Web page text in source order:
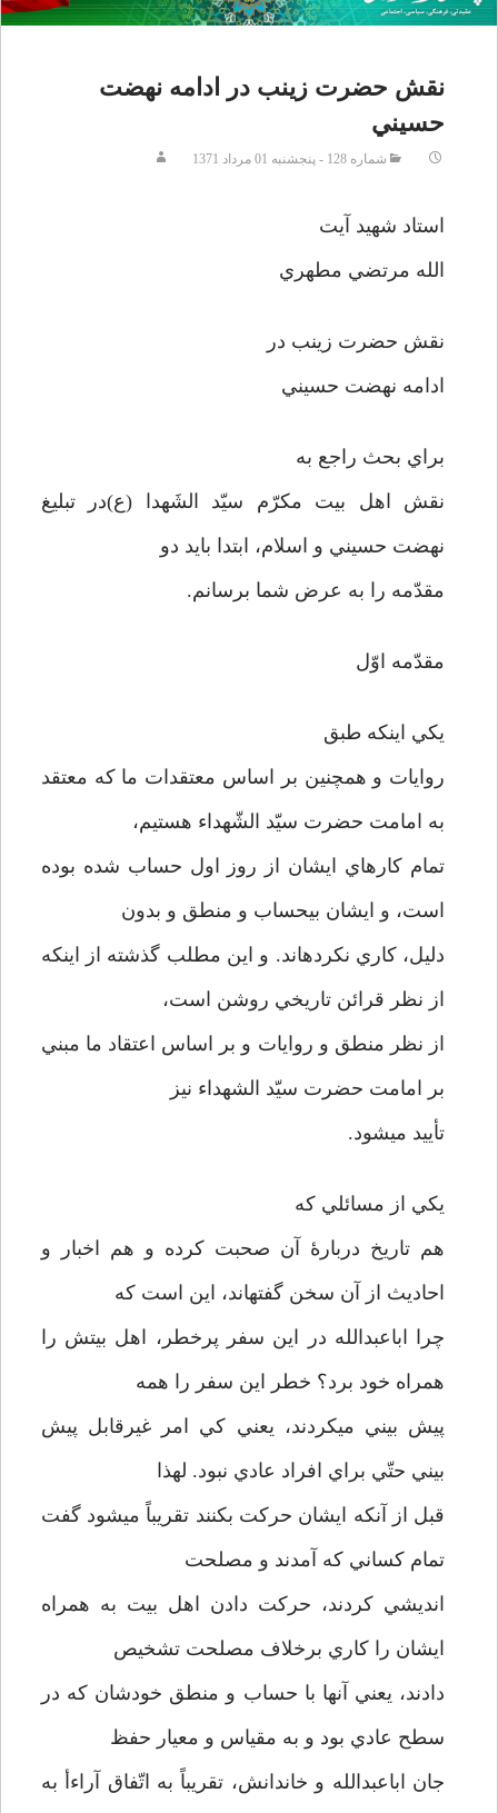
نقش حضرت زينب در ادامه نهضت
حسيني
شماره 128 - پنجشنبه 01 مرداد 1371
استاد شهيد آيت
الله مرتضي مطهري
نقش حضرت زينب در
ادامه نهضت حسيني
براي بحث راجع به
نقش اهل بيت مكرّم سيّد الشَهدا (ع)در تبليغ
نهضت حسيني و اسلام، ابتدا بايد دو
مقدّمه را به عرض شما برسانم.
مقدّمه اوّل
يكي اينكه طبق
روايات و همچنين بر اساس معتقدات ما كه معتقد
به امامت حضرت سيّد الشّهداء هستيم،
تمام كارهاي ايشان از روز اول حساب شده بوده
است، و ايشان بي­حساب و منطق و بدون
دليل، كاري نكرده­اند. و اين مطلب گذشته از اينكه
از نظر قرائن تاريخي روشن است،
از نظر منطق و روايات و بر اساس اعتقاد ما مبني
بر امامت حضرت سيّد الشهداء نيز
تأييد مي­شود.
يكي از مسائلي كه
هم تاريخ دربارۀ آن صحبت كرده و هم اخبار و
احاديث از آن سخن گفته­اند، اين است كه
چرا اباعبدالله در اين سفر پرخطر، اهل بيتش را
همراه خود برد؟ خطر اين سفر را همه
پيش بيني مي­كردند، يعني كي امر غيرقابل پيش
بيني حتّي براي افراد عادي نبود. لهذا
قبل از آنكه ايشان حركت بكنند تقريباً مي­شود گفت
تمام كساني كه آمدند و مصلحت
انديشي كردند، حركت دادن اهل بيت به همراه
ايشان را كاري برخلاف مصلحت تشخيص
دادند، يعني آنها با حساب و منطق خودشان كه در
سطح عادي بود و به مقياس و معيار حفظ
جان اباعبدالله و خاندانش، تقريباً به اتّفاق آراءأ به